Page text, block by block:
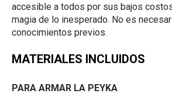
accesible a todos por sus bajos
magia de lo inesperado. No es
conocimientos previos.
MATERIALES INCLUIDOS
PARA ARMAR LA PEYKA